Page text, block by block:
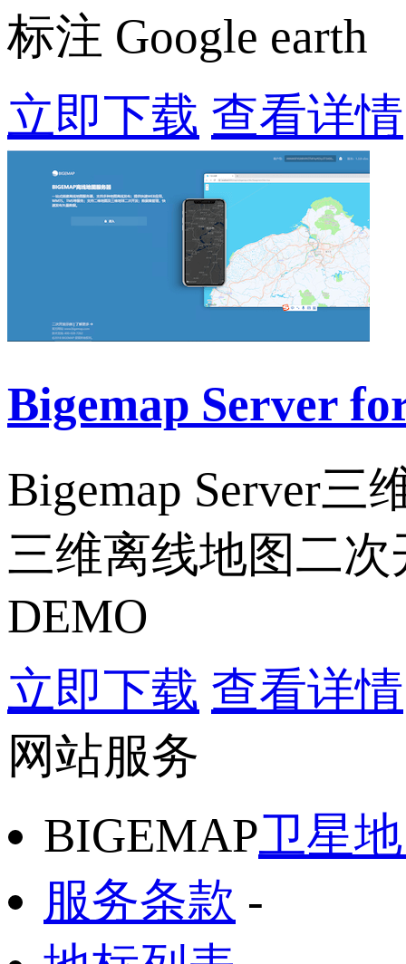
标注 Google earth
立即下载 查看详情
Bigemap Server
Bigemap Server
三维离线地图二
DEMO
立即下载 查看详情
网站服务
BIGEMAP卫星
服务条款 -